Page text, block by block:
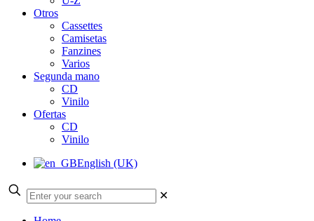
Otros
Cassettes
Camisetas
Fanzines
Varios
Segunda mano
CD
Vinilo
Ofertas
CD
Vinilo
English (UK)
✕